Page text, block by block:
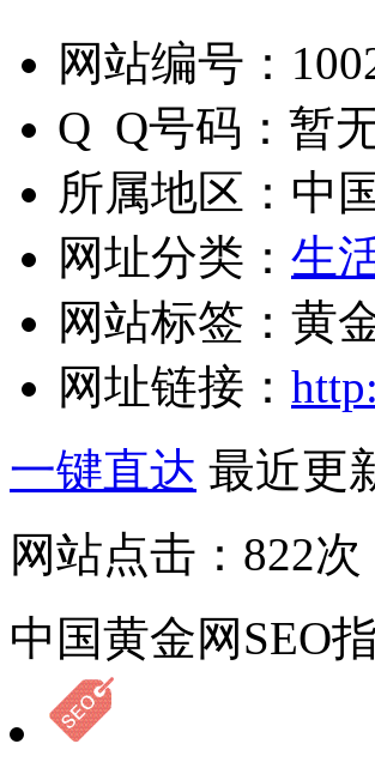
网站编号：
Q Q号码： 暂
所属地区： 中
网址分类： 生
网站标签： 黄
网址链接：
一键直达 最近更
网站点击： 822次
中国黄金网SEO